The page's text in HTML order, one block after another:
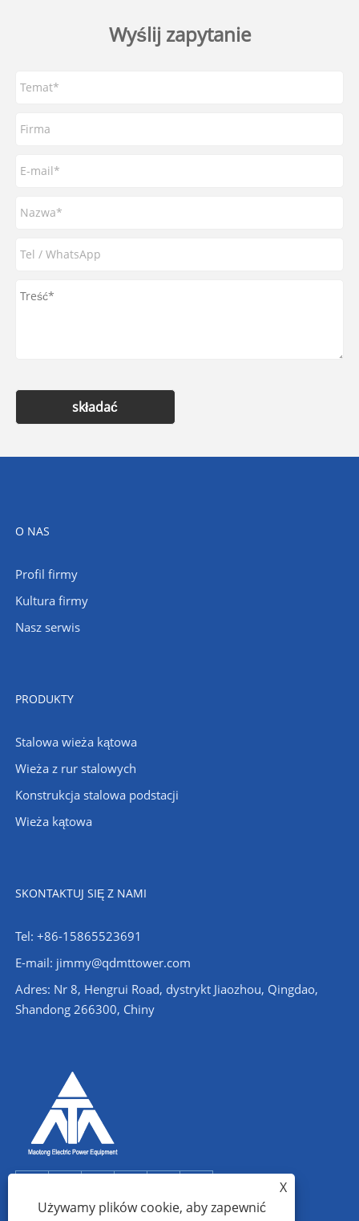
Wyślij zapytanie
składać
O NAS
Profil firmy
Kultura firmy
Nasz serwis
PRODUKTY
Stalowa wieża kątowa
Wieża z rur stalowych
Konstrukcja stalowa podstacji
Wieża kątowa
SKONTAKTUJ SIĘ Z NAMI
Tel: +86-15865523691
E-mail: jimmy@qdmttower.com
Adres: Nr 8, Hengrui Road, dystrykt Jiaozhou, Qingdao,
Shandong 266300, Chiny
X
Używamy plików cookie, aby zapewnić